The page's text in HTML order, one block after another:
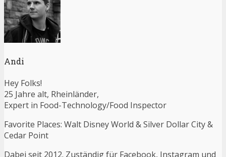
Andi
Hey Folks!
25 Jahre alt, Rheinländer,
Expert in Food-Technology/Food Inspector
Favorite Places: Walt Disney World & Silver Dollar City &
Cedar Point
Dabei seit 2012. Zuständig für Facebook, Instagram und